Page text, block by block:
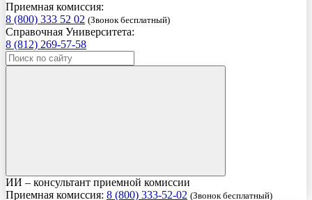
Приемная комиссия:
8 (800) 333 52 02 (Звонок бесплатный)
Справочная Университета:
8 (812) 269-57-58
ИИ – консультант приемной комиссии
Приемная комиссия: 8 (800) 333-52-02 (Звонок бесплатный)